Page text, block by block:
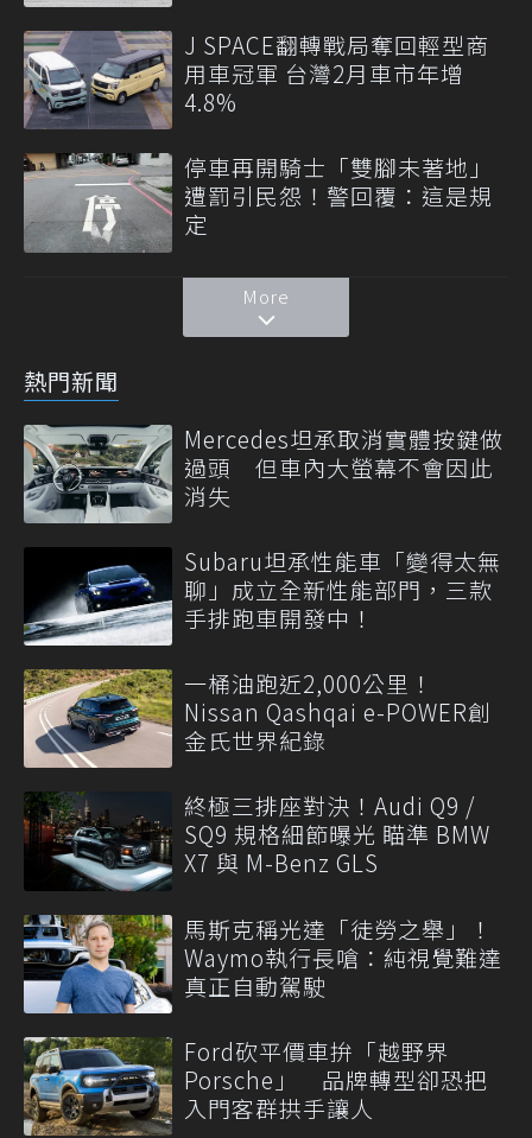
J SPACE翻轉戰局奪回輕型商
用車冠軍 台灣2月車市年增
4.8%
停車再開騎士「雙腳未著地」
遭罰引民怨！警回覆：這是規
定
More
熱門新聞
Mercedes坦承取消實體按鍵做
過頭 但車內大螢幕不會因此
消失
Subaru坦承性能車「變得太無
聊」成立全新性能部門，三款
手排跑車開發中！
一桶油跑近2,000公里！
Nissan Qashqai e-POWER創
金氏世界紀錄
終極三排座對決！Audi Q9 /
SQ9 規格細節曝光 瞄準 BMW
X7 與 M-Benz GLS
馬斯克稱光達「徒勞之舉」！
Waymo執行長嗆：純視覺難達
真正自動駕駛
Ford砍平價車拚「越野界
Porsche」 品牌轉型卻恐把
入門客群拱手讓人